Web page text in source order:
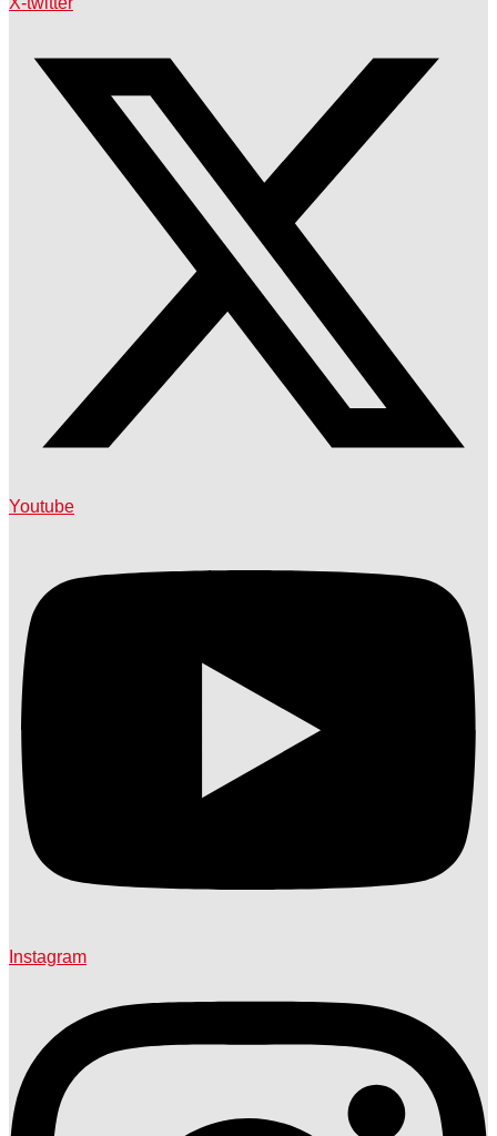
Youtube
Instagram